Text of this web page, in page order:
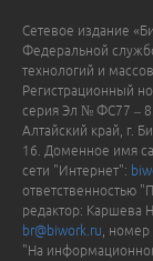
Сетевое издание
Федеральной
технологий и
Регистрационный
серия Эл № ФС77 –
Алтайский край, г.
16. Доменное имя
сети "Интернет":
ответственностью
редактор: Каршева
br@biwork.ru ,
"На